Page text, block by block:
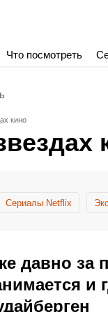
Что посмотреть
кино
Сериалы Netflix
давно за
и